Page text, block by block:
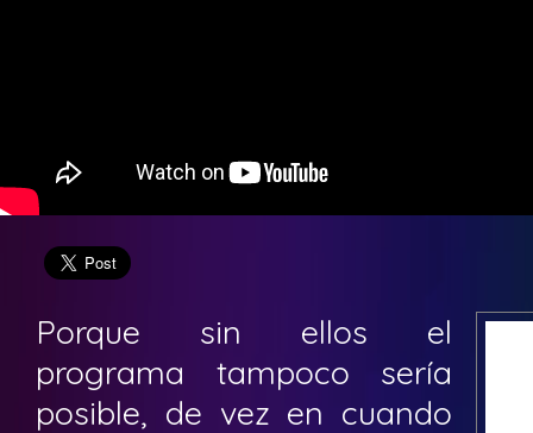
Porque sin ellos el
programa tampoco sería
posible, de vez en cuando